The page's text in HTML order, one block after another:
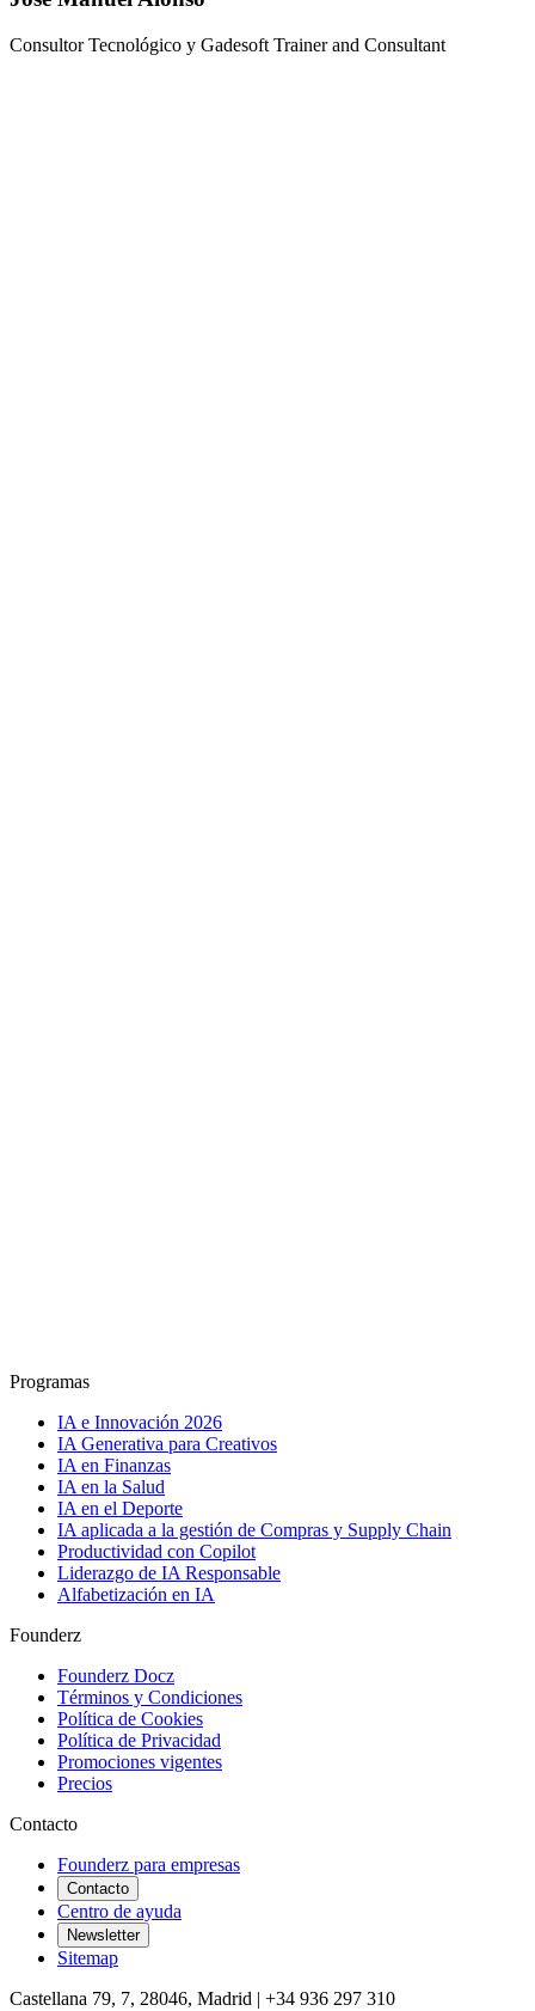
Consultor Tecnológico y Gadesoft Trainer and Consultant
Programas
IA e Innovación 2026
IA Generativa para Creativos
IA en Finanzas
IA en la Salud
IA en el Deporte
IA aplicada a la gestión de Compras y Supply Chain
Productividad con Copilot
Liderazgo de IA Responsable
Alfabetización en IA
Founderz
Founderz Docz
Términos y Condiciones
Política de Cookies
Política de Privacidad
Promociones vigentes
Precios
Contacto
Founderz para empresas
Contacto
Centro de ayuda
Newsletter
Sitemap
Castellana 79, 7, 28046, Madrid | +34 936 297 310